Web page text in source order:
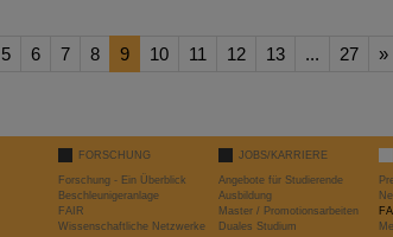
5 6 7 8 9 10 11 12 13 ... 27 »
FORSCHUNG
Forschung - Ein Überblick
Beschleunigeranlage
FAIR
Wissenschaftliche Netzwerke
JOBS/KARRIERE
Angebote für Studierende
Ausbildung
Master / Promotionsarbeiten
Duales Studium